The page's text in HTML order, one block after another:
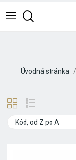
Úvodná stránka
Kód, od Z po A